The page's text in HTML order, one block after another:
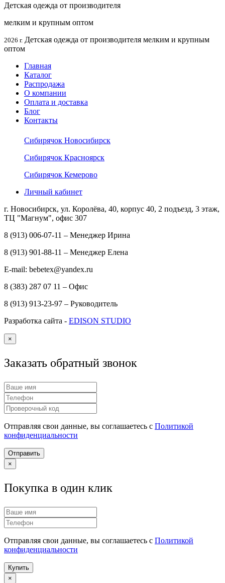
Детская одежда от производителя
мелким и крупным оптом
2026 г. Детская одежда от производителя мелким и крупным
оптом
Главная
Каталог
Распродажа
О компании
Оплата и доставка
Блог
Контакты
Сибирячок Новосибирск
Сибирячок Красноярск
Сибирячок Кемерово
Личный кабинет
г. Новосибирск, ул. Королёва, 40, корпус 40, 2 подъезд, 3 этаж,
ТЦ "Магнум", офис 307
8 (913) 006-07-11 – Менеджер Ирина
8 (913) 901-88-11 – Менеджер Елена
E-mail: bebetex@yandex.ru
8 (383) 287 07 11 – Офис
8 (913) 913-23-97 – Руководитель
Разработка сайта - EDISON STUDIO
×
Заказать обратный звонок
Отправляя свои данные, вы соглашаетесь с Политикой
конфиденциальности
Отправить
×
Покупка в один клик
Отправляя свои данные, вы соглашаетесь с Политикой
конфиденциальности
Купить
×